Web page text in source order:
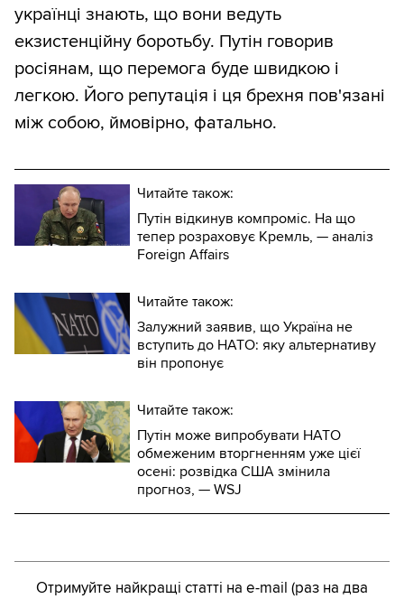
українці знають, що вони ведуть
екзистенційну боротьбу. Путін говорив
росіянам, що перемога буде швидкою і
легкою. Його репутація і ця брехня пов'язані
між собою, ймовірно, фатально.
Читайте також:
Путін відкинув компроміс. На що
тепер розраховує Кремль, — аналіз
Foreign Affairs
Читайте також:
Залужний заявив, що Україна не
вступить до НАТО: яку альтернативу
він пропонує
Читайте також:
Путін може випробувати НАТО
обмеженим вторгненням уже цієї
осені: розвідка США змінила
прогноз, — WSJ
Отримуйте найкращі статті на e-mail (раз на два